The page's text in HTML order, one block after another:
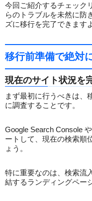
今回ご紹介するチェック
らのトラブルを未然に防
ズに移行を完了できます
移行前準備で絶対
現在のサイト状況を
まず最初に行うべきは、
に調査することです。
Google Search Console
ートして、現在の検索順
ょう。
特に重要なのは、検索流
結するランディングペー